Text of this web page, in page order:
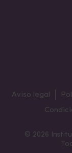
Aviso legal
© 2026